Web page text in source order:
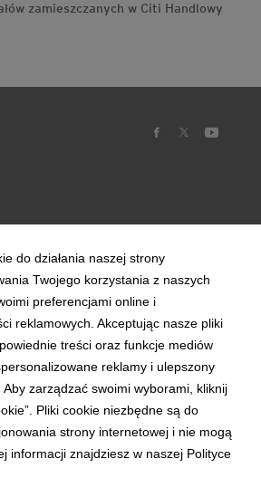
zamieszczanych w Citi Handlowy
Handlowy w Warszawie S.A.
do działania naszej strony
Twojego korzystania z naszych
preferencjami online i
reklamowych. Akceptując nasze pliki
treści oraz funkcje mediów
reklamy i ulepszony
zarządzać swoimi wyborami, kliknij
Pliki cookie niezbędne są do
strony internetowej i nie mogą
informacji znajdziesz w naszej Polityce